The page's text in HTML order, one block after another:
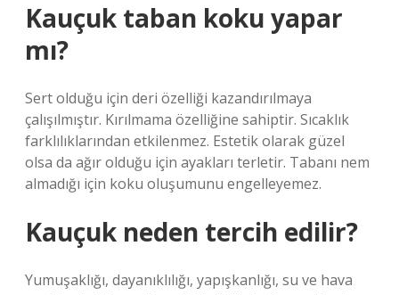
Kauçuk taban koku yapar
mı?
Sert olduğu için deri özelliği kazandırılmaya
çalışılmıştır. Kırılmama özelliğine sahiptir. Sıcaklık
farklılıklarından etkilenmez. Estetik olarak güzel
olsa da ağır olduğu için ayakları terletir. Tabanı nem
almadığı için koku oluşumunu engelleyemez.
Kauçuk neden tercih edilir?
Yumuşaklığı, dayanıklılığı, yapışkanlığı, su ve hava